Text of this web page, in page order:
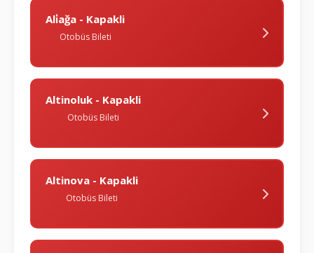
Ali̇ağa - Kapakli
Otobüs Bileti
Altinoluk - Kapakli
Otobüs Bileti
Altinova - Kapakli
Otobüs Bileti